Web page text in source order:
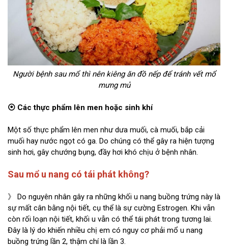
Người bệnh sau mổ thì nên kiêng ăn đồ nếp để tránh vết mổ
mưng mủ
⦿ Các thực phẩm lên men hoặc sinh khí
Một số thực phẩm lên men như dưa muối, cà muối, bắp cải
muối hay nước ngọt có ga. Do chúng có thể gây ra hiện tượng
sinh hơi, gây chướng bụng, đầy hơi khó chịu ở bệnh nhân.
Sau mổ u nang có tái phát không?
》 Do nguyên nhân gây ra những khối u nang buồng trứng này là
sự mất cân bằng nội tiết, cụ thể là sự cường Estrogen. Khi vẫn
còn rối loạn nội tiết, khối u vẫn có thể tái phát trong tương lai.
Đây là lý do khiến nhiều chị em có nguy cơ phải mổ u nang
buồng trứng lần 2, thậm chí là lần 3.